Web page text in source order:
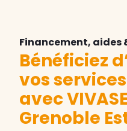
Financement, aides
Bénéficiez
vos
avec
Grenoble